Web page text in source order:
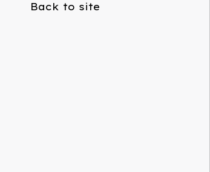
Back to site